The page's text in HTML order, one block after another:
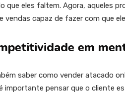
que eles faltem. Agora, aqueles
vendas capaz de fazer com que
em
saber como vender atacado
importante pensar que o cliente